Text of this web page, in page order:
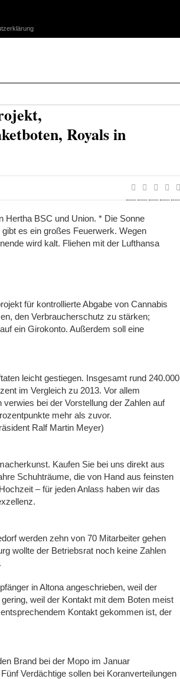
Royals in
Hertha BSC und Union. * Die Sonne
es ein großes Feuerwerk. Wegen
wird kalt. Fliehen mit der Lufthansa
für kontrollierte Abgabe von Cannabis
den Verbraucherschutz zu stärken;
ein Girokonto. Außerdem soll eine
leicht gestiegen. Insgesamt rund 240.000
im Vergleich zu 2013. Vor allem
bei der Vorstellung der Zahlen auf
mehr als zuvor.
Ralf Martin Meyer)
Kaufen Sie bei uns direkt aus
Schuhträume, die von Hand aus feinsten
– für jeden Anlass haben wir das
werden zehn von 70 Mitarbeiter gehen
wollte der Betriebsrat noch keine Zahlen
in Altona angeschrieben, weil der
weil der Kontakt mit dem Boten meist
Kontakt gekommen ist, der
Brand bei der Mopo im Januar
Verdächtige sollen bei Koranverteilungen